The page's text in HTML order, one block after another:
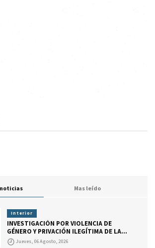
Mas leído
Interior
INVESTIGACIÓN POR VIOLENCIA DE
GÉNERO Y PRIVACIÓN ILEGÍTIMA DE LA
LIBERTAD
Jueves, 06 Agosto, 2026